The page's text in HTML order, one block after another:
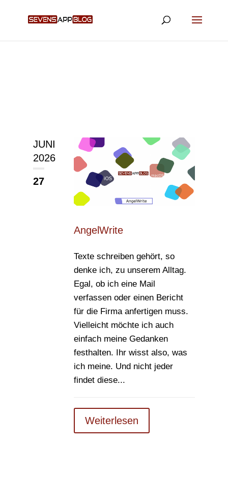
JUNI
2026
27
AngelWrite
Texte schreiben gehört, so
denke ich, zu unserem Alltag.
Egal, ob ich eine Mail
verfassen oder einen Bericht
für die Firma anfertigen muss.
Vielleicht möchte ich auch
einfach meine Gedanken
festhalten. Ihr wisst also, was
ich meine. Und nicht jeder
findet diese...
Weiterlesen